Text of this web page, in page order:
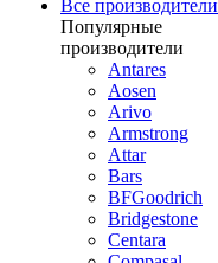
Все производители
Популярные
производители
Antares
Aosen
Arivo
Armstrong
Attar
Bars
BFGoodrich
Bridgestone
Centara